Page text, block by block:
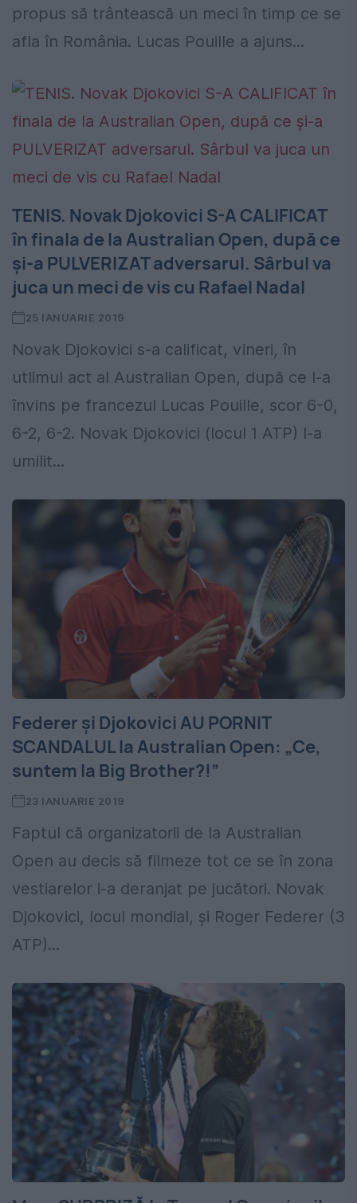
propus să trântească un meci în timp ce se
afla în România. Lucas Pouille a ajuns...
TENIS. Novak Djokovici S-A CALIFICAT
în finala de la Australian Open, după ce
și-a PULVERIZAT adversarul. Sârbul va
juca un meci de vis cu Rafael Nadal
25 IANUARIE 2019
Novak Djokovici s-a calificat, vineri, în
utlimul act al Australian Open, după ce l-a
învins pe francezul Lucas Pouille, scor 6-0,
6-2, 6-2. Novak Djokovici (locul 1 ATP) l-a
umilit...
Federer și Djokovici AU PORNIT
SCANDALUL la Australian Open: „Ce,
suntem la Big Brother?!”
23 IANUARIE 2019
Faptul că organizatorii de la Australian
Open au decis să filmeze tot ce se în zona
vestiarelor i-a deranjat pe jucători. Novak
Djokovici, locul mondial, și Roger Federer (3
ATP)...